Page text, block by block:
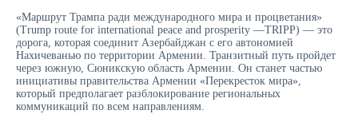
«Маршрут Трампа ради международного мира и процветания»
(Trump route for international peace and prosperity —TRIPP) — это
дорога, которая соединит Азербайджан с его автономией
Нахичеванью по территории Армении. Транзитный путь пройдет
через южную, Сюникскую область Армении. Он станет частью
инициативы правительства Армении «Перекресток мира»,
который предполагает разблокирование региональных
коммуникаций по всем направлениям.